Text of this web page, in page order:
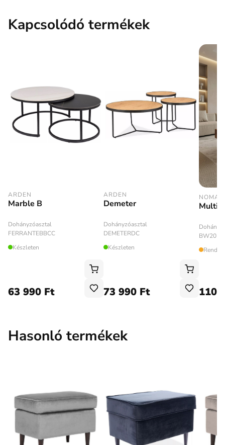
Kapcsolódó termékek
ARDEN
Marble B
Dohányzóasztal
FERRANTEBBCC
Készleten
63 990 Ft
ARDEN
Demeter
Dohányzóasztal
DEMETERDC
Készleten
73 990 Ft 110
Hasonló termékek